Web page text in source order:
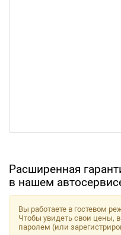
Расширенная
в нашем
Вы работаете в гостевом
Чтобы увидеть свои цены,
паролем (или